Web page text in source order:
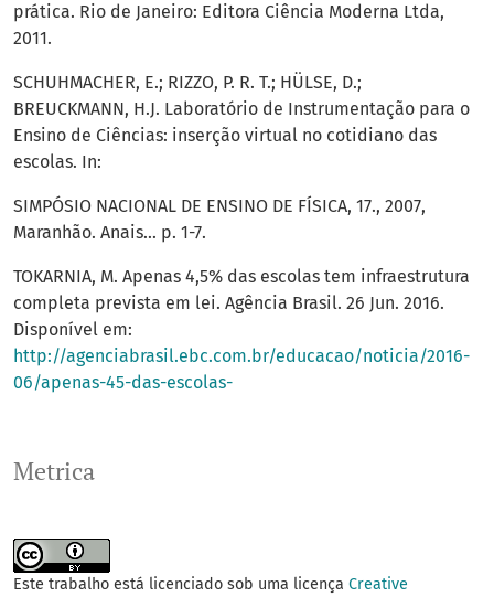
Metrica
prática. Rio de Janeiro: Editora Ciência Moderna Ltda,
2011.
SCHUHMACHER, E.; RIZZO, P. R. T.; HÜLSE, D.;
BREUCKMANN, H.J. Laboratório de Instrumentação para o
Ensino de Ciências: inserção virtual no cotidiano das
escolas. In:
SIMPÓSIO NACIONAL DE ENSINO DE FÍSICA, 17., 2007,
Maranhão. Anais... p. 1-7.
TOKARNIA, M. Apenas 4,5% das escolas tem infraestrutura
completa prevista em lei. Agência Brasil. 26 Jun. 2016.
Disponível em:
http://agenciabrasil.ebc.com.br/educacao/noticia/2016-
06/apenas-45-das-escolas-
Este trabalho está licenciado sob uma licença Creative